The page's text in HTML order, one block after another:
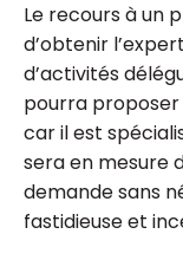
Le recours à un
d’obtenir
d’activités
pourra
car il est
sera en mesure
demande sans
fastidieuse et